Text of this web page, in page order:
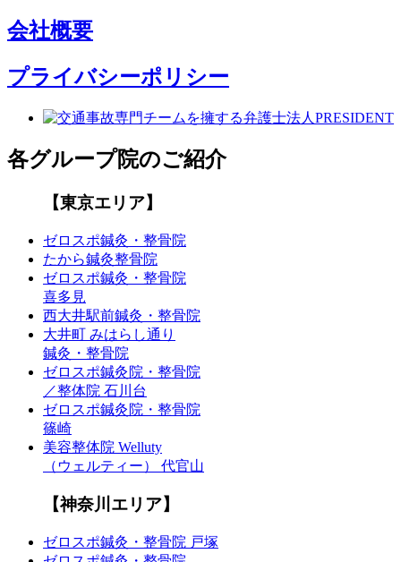
会社概要
プライバシーポリシー
各グループ院のご紹介
【東京エリア】
ゼロスポ鍼灸・整骨院
たから鍼灸整骨院
ゼロスポ鍼灸・整骨院
喜多見
西大井駅前鍼灸・整骨院
大井町 みはらし通り
鍼灸・整骨院
ゼロスポ鍼灸院・整骨院
／整体院 石川台
ゼロスポ鍼灸院・整骨院
篠崎
美容整体院 Welluty
（ウェルティー） 代官山
【神奈川エリア】
ゼロスポ鍼灸・整骨院 戸塚